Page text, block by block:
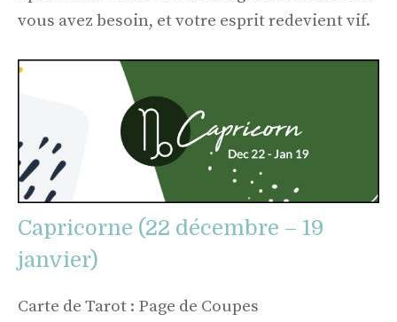
vous avez besoin, et votre esprit redevient vif.
Capricorne (22 décembre – 19
janvier)
Carte de Tarot : Page de Coupes